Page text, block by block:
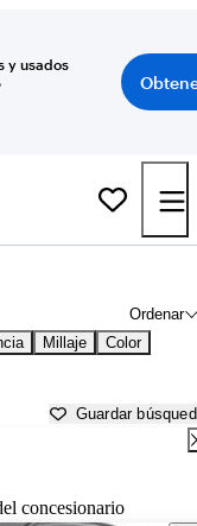
y usados
Ordenar
Millaje Color
Guardar
concesionario